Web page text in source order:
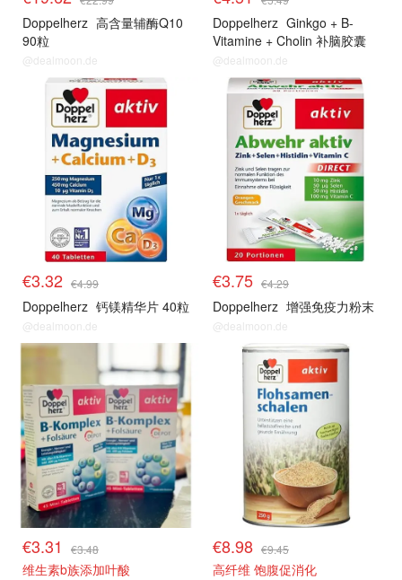
Doppelherz 高含量辅酶Q10
90粒
@dealmoon.de
Doppelherz Ginkgo + B-
Vitamine + Cholin 补脑胶囊
@dealmoon.de
€3.32 €4.99
Doppelherz 钙镁精华片 40粒
@dealmoon.de
€3.75 €4.29
Doppelherz 增强免疫力粉末
@dealmoon.de
€3.31 €3.48
维生素b族添加叶酸
€8.98 €9.45
高纤维 饱腹促消化